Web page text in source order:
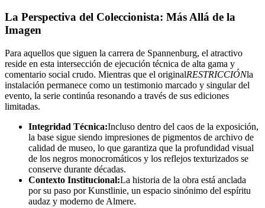
La Perspectiva del Coleccionista: Más Allá de la
Imagen
Para aquellos que siguen la carrera de Spannenburg, el atractivo
reside en esta intersección de ejecución técnica de alta gama y
comentario social crudo. Mientras que el originalRESTRICCIÓNla
instalación permanece como un testimonio marcado y singular del
evento, la serie continúa resonando a través de sus ediciones
limitadas.
Integridad Técnica:Incluso dentro del caos de la exposición,
la base sigue siendo impresiones de pigmentos de archivo de
calidad de museo, lo que garantiza que la profundidad visual
de los negros monocromáticos y los reflejos texturizados se
conserve durante décadas.
Contexto Institucional:La historia de la obra está anclada
por su paso por Kunstlinie, un espacio sinónimo del espíritu
audaz y moderno de Almere.